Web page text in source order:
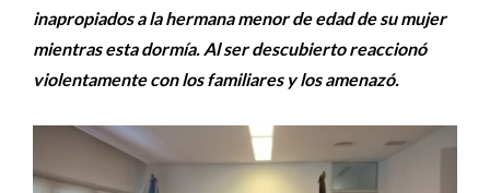
inapropiados a la hermana menor de edad de su mujer
mientras esta dormía. Al ser descubierto reaccionó
violentamente con los familiares y los amenazó.